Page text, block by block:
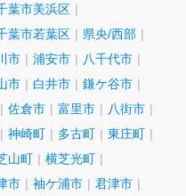
葉市美浜区
葉市若葉区
県央/西部
市 浦安市
八千代市
市 白井市
鎌ケ谷市
佐倉市 富里市
八街市
神崎町 多古町
東庄町
山町
横芝光町
市 袖ケ浦市
君津市